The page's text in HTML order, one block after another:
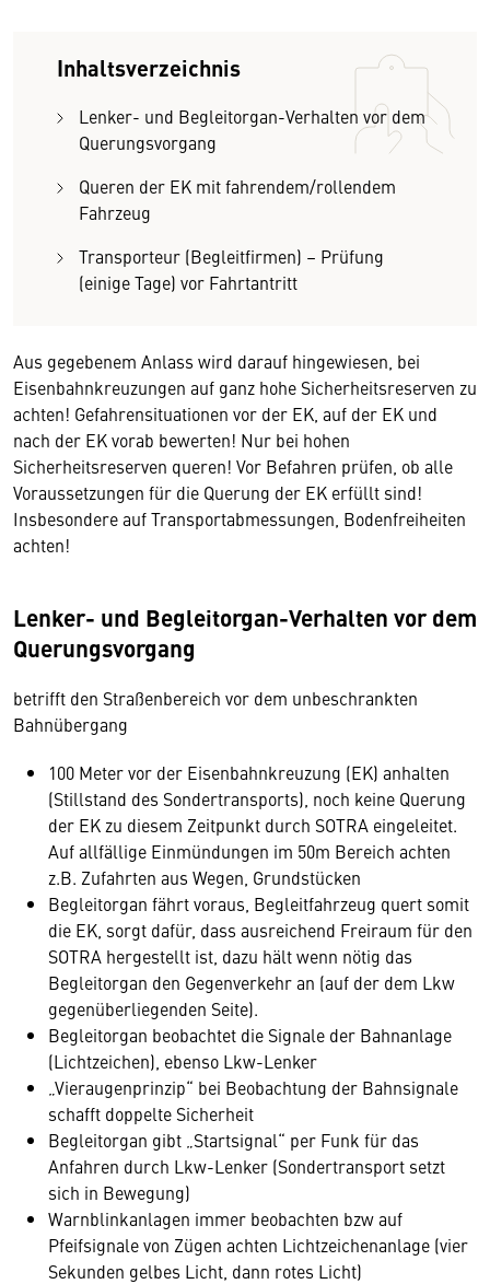
Inhaltsverzeichnis
Lenker- und Begleitorgan-Verhalten vor dem
Querungsvorgang
Queren der EK mit fahrendem/rollendem
Fahrzeug
Transporteur (Begleitfirmen) – Prüfung
(einige Tage) vor Fahrtantritt
Aus gegebenem Anlass wird darauf hingewiesen, bei
Eisenbahnkreuzungen auf ganz hohe Sicherheitsreserven zu
achten! Gefahrensituationen vor der EK, auf der EK und
nach der EK vorab bewerten! Nur bei hohen
Sicherheitsreserven queren! Vor Befahren prüfen, ob alle
Voraussetzungen für die Querung der EK erfüllt sind!
Insbesondere auf Transportabmessungen, Bodenfreiheiten
achten!
Lenker- und Begleitorgan-Verhalten vor dem
Querungsvorgang
betrifft den Straßenbereich vor dem unbeschrankten
Bahnübergang
100 Meter vor der Eisenbahnkreuzung (EK) anhalten
(Stillstand des Sondertransports), noch keine Querung
der EK zu diesem Zeitpunkt durch SOTRA eingeleitet.
Auf allfällige Einmündungen im 50m Bereich achten
z.B. Zufahrten aus Wegen, Grundstücken
Begleitorgan fährt voraus, Begleitfahrzeug quert somit
die EK, sorgt dafür, dass ausreichend Freiraum für den
SOTRA hergestellt ist, dazu hält wenn nötig das
Begleitorgan den Gegenverkehr an (auf der dem Lkw
gegenüberliegenden Seite).
Begleitorgan beobachtet die Signale der Bahnanlage
(Lichtzeichen), ebenso Lkw-Lenker
„Vieraugenprinzip“ bei Beobachtung der Bahnsignale
schafft doppelte Sicherheit
Begleitorgan gibt „Startsignal“ per Funk für das
Anfahren durch Lkw-Lenker (Sondertransport setzt
sich in Bewegung)
Warnblinkanlagen immer beobachten bzw auf
Pfeifsignale von Zügen achten Lichtzeichenanlage (vier
Sekunden gelbes Licht, dann rotes Licht)